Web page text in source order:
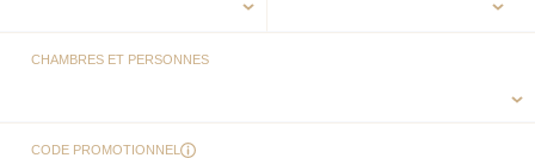
CHAMBRES ET PERSONNES
CODE PROMOTIONNEL